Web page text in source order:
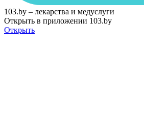
103.by – лекарства и медуслуги
Открыть в приложении 103.by
Открыть